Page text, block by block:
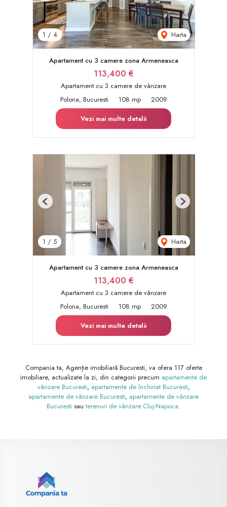
1 / 4 Harta
Apartament cu 3 camere zona Armeneasca
113,400 €
Apartament cu 3 camere de vânzare
Polona, Bucuresti
108 mp
2009
Vezi mai multe detalii
1 / 5 Harta
Previous Next
Apartament cu 3 camere zona Armeneasca
113,400 €
Apartament cu 3 camere de vânzare
Polona, Bucuresti
108 mp
2009
Vezi mai multe detalii
Compania ta, Agenție imobiliară Bucuresti, va ofera 117 oferte
imobiliare, actualizate la zi, din categorii precum apartamente de
vânzare Bucuresti, apartamente de închiriat Bucuresti,
apartamente de vânzare Bucuresti, apartamente de vânzare
Bucuresti sau terenuri de vânzare Cluj-Napoca.